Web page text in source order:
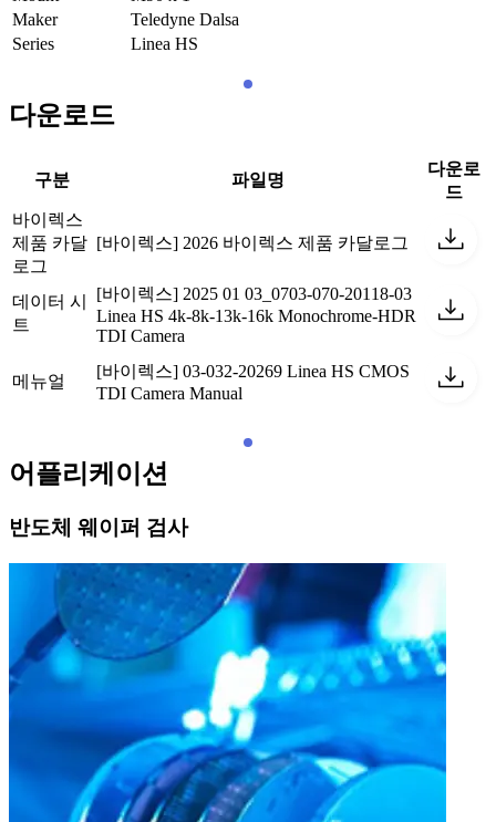
Maker
Teledyne Dalsa
Series
Linea HS
다운로드
구분 파일명
다운로
드
바이렉스
제품 카달
로그
[바이렉스] 2026 바이렉스 제품 카달로그
데이터 시
트
[바이렉스] 2025 01 03_0703-070-20118-03
Linea HS 4k-8k-13k-16k Monochrome-HDR
TDI Camera
메뉴얼
[바이렉스] 03-032-20269 Linea HS CMOS
TDI Camera Manual
어플리케이션
반도체 웨이퍼 검사